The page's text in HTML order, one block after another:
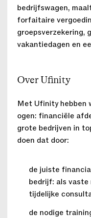
bedrijfswagen,
forfaitaire
groepsverzekering,
vakantiedagen en
Over Ufinity
Met Ufinity hebben
ogen: financiële
grote bedrijven in
doen dat door:
de juiste
bedrijf: als vaste
tijdelijke
de nodige